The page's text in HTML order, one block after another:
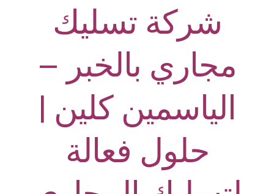
شركة تسليك
مجاري بالخبر –
الياسمين كلين |
حلول فعالة